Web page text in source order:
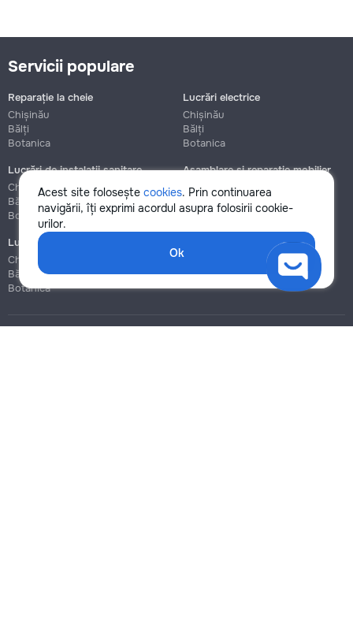
Acest site folosește cookies. Prin continuarea
navigării, îți exprimi acordul asupra folosirii cookie-
urilor.
Ok
Servicii populare
Reparație la cheie
Chișinău
Bălți
Botanica
Lucrări electrice
Chișinău
Bălți
Botanica
Lucrări de instalații sanitare
Chișinău
Bălți
Botanica
Asamblare și reparație mobilier
Chișinău
Botanica
Lucrări de construcție și instalare
Chișinău
Bălți
Botanica